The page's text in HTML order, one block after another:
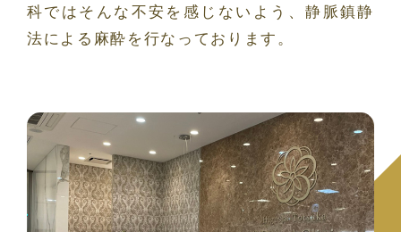
科ではそんな不安を感じないよう、静脈鎮静
法による麻酔を行なっております。